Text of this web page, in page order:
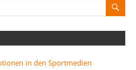
in den Sportmedien